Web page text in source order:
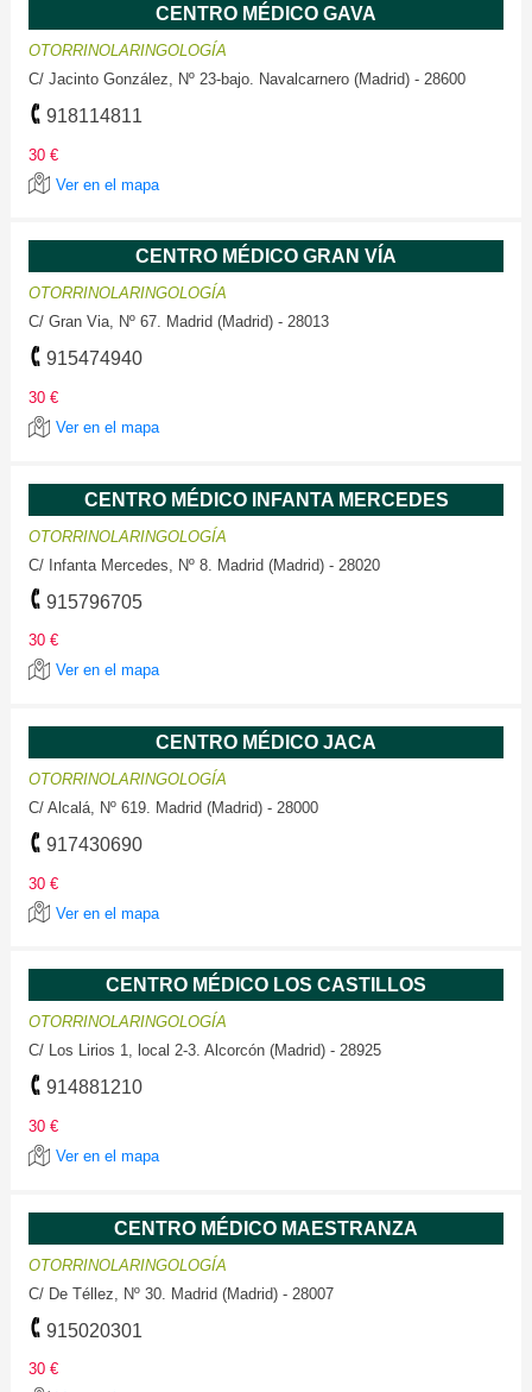
CENTRO MÉDICO GAVA
OTORRINOLARINGOLOGÍA
C/ Jacinto González, Nº 23-bajo. Navalcarnero (Madrid) - 28600
918114811
30 €
Ver en el mapa
CENTRO MÉDICO GRAN VÍA
OTORRINOLARINGOLOGÍA
C/ Gran Via, Nº 67. Madrid (Madrid) - 28013
915474940
30 €
Ver en el mapa
CENTRO MÉDICO INFANTA MERCEDES
OTORRINOLARINGOLOGÍA
C/ Infanta Mercedes, Nº 8. Madrid (Madrid) - 28020
915796705
30 €
Ver en el mapa
CENTRO MÉDICO JACA
OTORRINOLARINGOLOGÍA
C/ Alcalá, Nº 619. Madrid (Madrid) - 28000
917430690
30 €
Ver en el mapa
CENTRO MÉDICO LOS CASTILLOS
OTORRINOLARINGOLOGÍA
C/ Los Lirios 1, local 2-3. Alcorcón (Madrid) - 28925
914881210
30 €
Ver en el mapa
CENTRO MÉDICO MAESTRANZA
OTORRINOLARINGOLOGÍA
C/ De Téllez, Nº 30. Madrid (Madrid) - 28007
915020301
30 €